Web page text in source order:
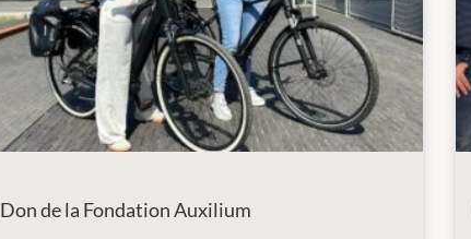
Don de la Fondation Auxilium